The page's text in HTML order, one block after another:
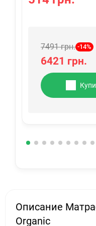
7491 грн. -14%
6421 грн.
Описание
Organic